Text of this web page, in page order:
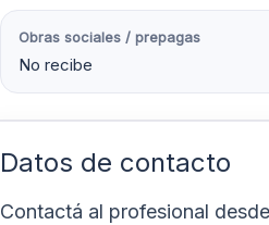
Obras sociales / prepagas
No recibe
Datos de contacto
Contactá al profesional